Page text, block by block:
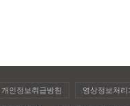
개인정보취급방침 영상정보처